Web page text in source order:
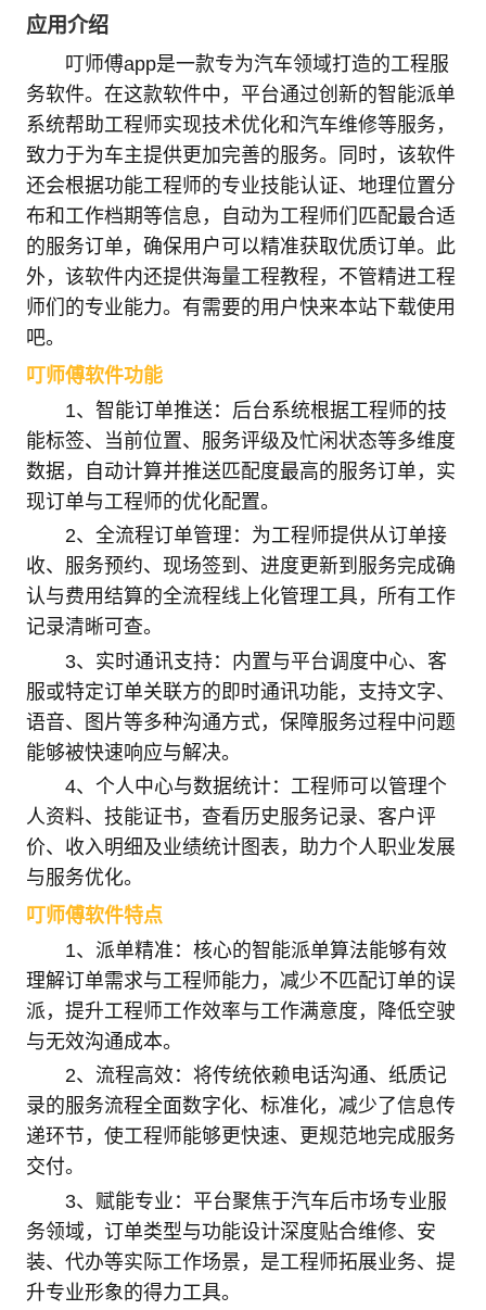
应用介绍
叮师傅app是一款专为汽车领域打造的工程服
务软件。在这款软件中，平台通过创新的智能派单
系统帮助工程师实现技术优化和汽车维修等服务，
致力于为车主提供更加完善的服务。同时，该软件
还会根据功能工程师的专业技能认证、地理位置分
布和工作档期等信息，自动为工程师们匹配最合适
的服务订单，确保用户可以精准获取优质订单。此
外，该软件内还提供海量工程教程，不管精进工程
师们的专业能力。有需要的用户快来本站下载使用
吧。
叮师傅软件功能
1、智能订单推送：后台系统根据工程师的技
能标签、当前位置、服务评级及忙闲状态等多维度
数据，自动计算并推送匹配度最高的服务订单，实
现订单与工程师的优化配置。
2、全流程订单管理：为工程师提供从订单接
收、服务预约、现场签到、进度更新到服务完成确
认与费用结算的全流程线上化管理工具，所有工作
记录清晰可查。
3、实时通讯支持：内置与平台调度中心、客
服或特定订单关联方的即时通讯功能，支持文字、
语音、图片等多种沟通方式，保障服务过程中问题
能够被快速响应与解决。
4、个人中心与数据统计：工程师可以管理个
人资料、技能证书，查看历史服务记录、客户评
价、收入明细及业绩统计图表，助力个人职业发展
与服务优化。
叮师傅软件特点
1、派单精准：核心的智能派单算法能够有效
理解订单需求与工程师能力，减少不匹配订单的误
派，提升工程师工作效率与工作满意度，降低空驶
与无效沟通成本。
2、流程高效：将传统依赖电话沟通、纸质记
录的服务流程全面数字化、标准化，减少了信息传
递环节，使工程师能够更快速、更规范地完成服务
交付。
3、赋能专业：平台聚焦于汽车后市场专业服
务领域，订单类型与功能设计深度贴合维修、安
装、代办等实际工作场景，是工程师拓展业务、提
升专业形象的得力工具。